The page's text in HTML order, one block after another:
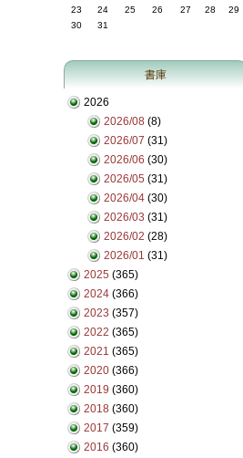
23
24 25 26 27 28
29
30
31
書庫
2026
2026/08 (8)
2026/07 (31)
2026/06 (30)
2026/05 (31)
2026/04 (30)
2026/03 (31)
2026/02 (28)
2026/01 (31)
2025 (365)
2024 (366)
2023 (357)
2022 (365)
2021 (365)
2020 (366)
2019 (360)
2018 (360)
2017 (359)
2016 (360)